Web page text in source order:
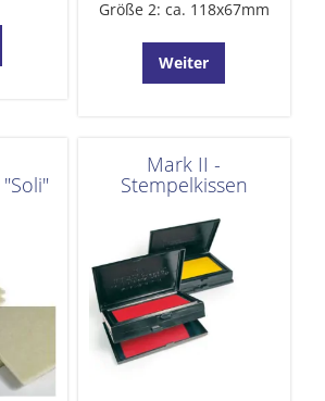
Größe 2: ca. 118x67mm
Weiter
Mark II -
Stempelkissen